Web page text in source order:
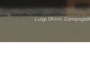
Luigi Ghirri.